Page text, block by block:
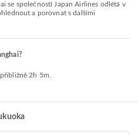
a porovnat s dalšími
2h 5m.